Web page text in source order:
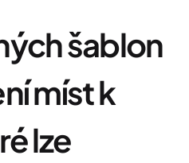
šablon
míst k
lze